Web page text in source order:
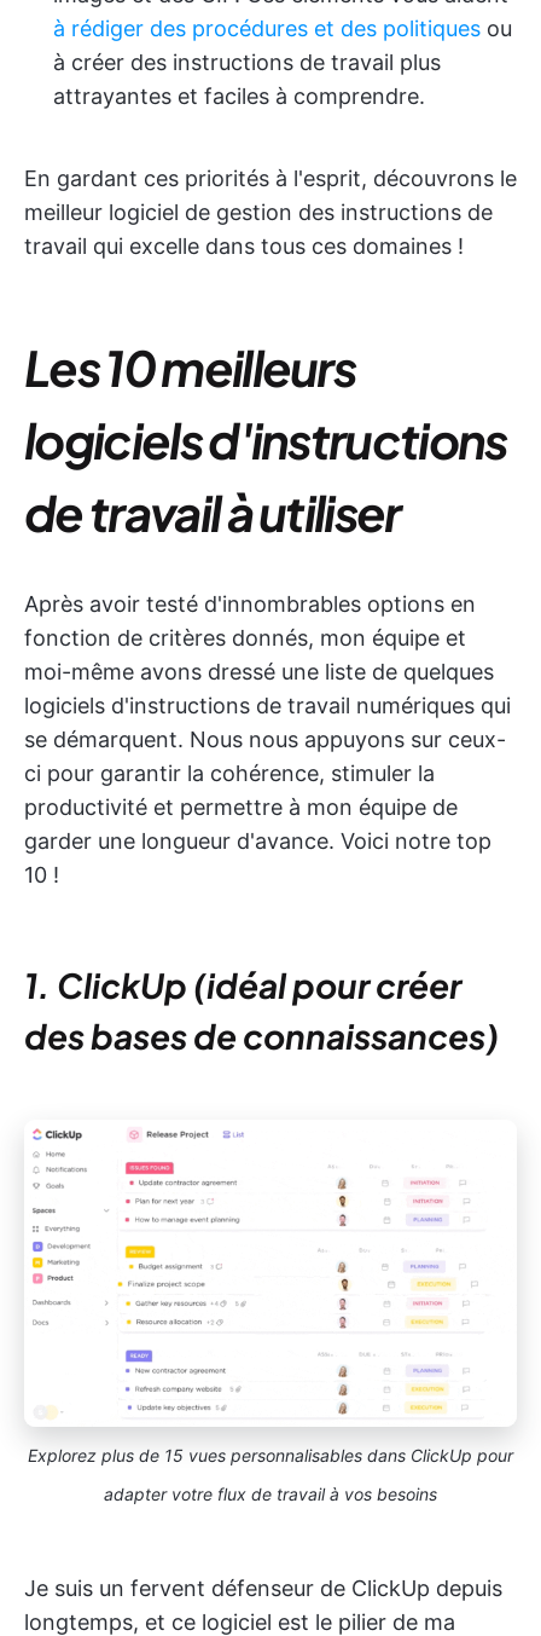
à rédiger des procédures et des politiques ou
à créer des instructions de travail plus
attrayantes et faciles à comprendre.
En gardant ces priorités à l'esprit, découvrons le
meilleur logiciel de gestion des instructions de
travail qui excelle dans tous ces domaines !
Les 10 meilleurs
logiciels d'instructions
de travail à utiliser
Après avoir testé d'innombrables options en
fonction de critères donnés, mon équipe et
moi-même avons dressé une liste de quelques
logiciels d'instructions de travail numériques qui
se démarquent. Nous nous appuyons sur ceux-
ci pour garantir la cohérence, stimuler la
productivité et permettre à mon équipe de
garder une longueur d'avance. Voici notre top
10 !
1. ClickUp (idéal pour créer
des bases de connaissances)
Explorez plus de 15 vues personnalisables dans ClickUp pour
adapter votre flux de travail à vos besoins
Je suis un fervent défenseur de ClickUp depuis
longtemps, et ce logiciel est le pilier de ma